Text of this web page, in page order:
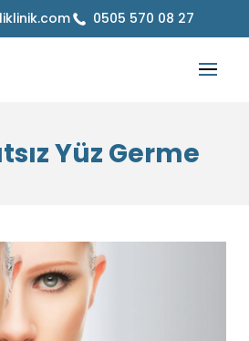
0505 570 08 27
Yüz Germe